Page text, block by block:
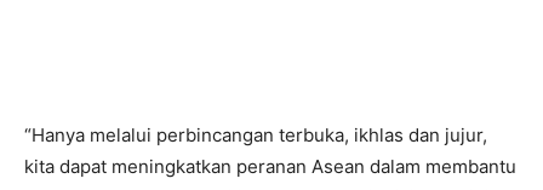
“Hanya melalui perbincangan terbuka, ikhlas dan jujur,
kita dapat meningkatkan peranan Asean dalam membantu